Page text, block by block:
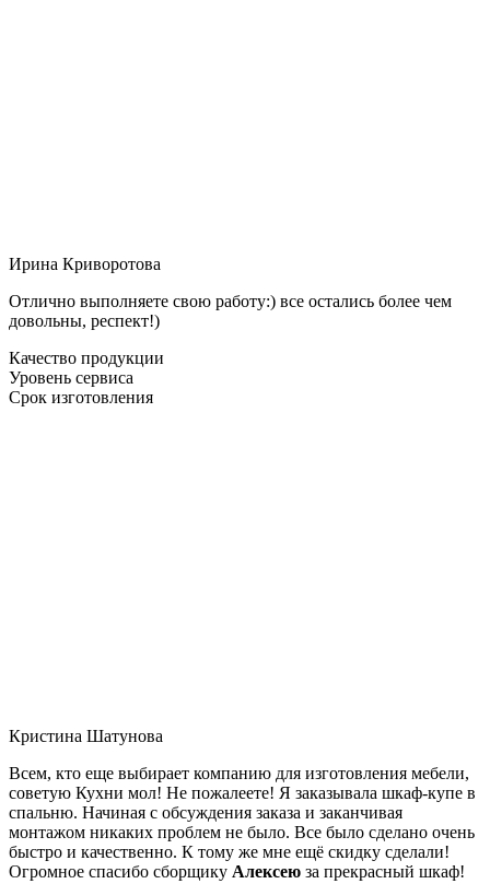
Ирина Криворотова
Отлично выполняете свою работу:) все остались более чем
довольны, респект!)
Качество продукции
Уровень сервиса
Срок изготовления
Кристина Шатунова
Всем, кто еще выбирает компанию для изготовления мебели,
советую Кухни мол! Не пожалеете! Я заказывала шкаф-купе в
спальню. Начиная с обсуждения заказа и заканчивая
монтажом никаких проблем не было. Все было сделано очень
быстро и качественно. К тому же мне ещё скидку сделали!
Огромное спасибо сборщику Алексею за прекрасный шкаф!